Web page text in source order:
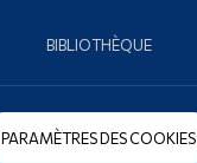
BIBLIOTHÈQUE
PARAMÈTRES DES COOKIES